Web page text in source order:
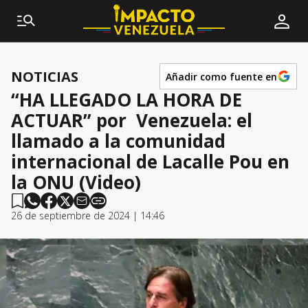
NOTICIAS Añadir como fuente en
“HA LLEGADO LA HORA DE
ACTUAR” por Venezuela: el
llamado a la comunidad
internacional de Lacalle Pou en
la ONU (Video)
26 de septiembre de 2024 | 14:46